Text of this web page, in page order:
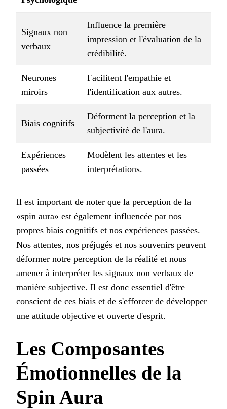
Signaux non
verbaux
Influence la première
impression et l'évaluation de la
crédibilité.
Neurones
miroirs
Facilitent l'empathie et
l'identification aux autres.
Biais cognitifs
Déforment la perception et la
subjectivité de l'aura.
Expériences
passées
Modèlent les attentes et les
interprétations.
Il est important de noter que la perception de la
«spin aura» est également influencée par nos
propres biais cognitifs et nos expériences passées.
Nos attentes, nos préjugés et nos souvenirs peuvent
déformer notre perception de la réalité et nous
amener à interpréter les signaux non verbaux de
manière subjective. Il est donc essentiel d'être
conscient de ces biais et de s'efforcer de développer
une attitude objective et ouverte d'esprit.
Les Composantes
Émotionnelles de la
Spin Aura